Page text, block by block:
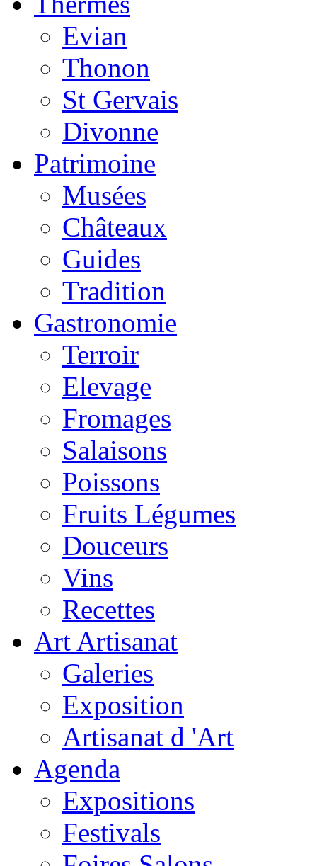
Evian
Thonon
St Gervais
Divonne
Patrimoine
Musées
Châteaux
Guides
Tradition
Gastronomie
Terroir
Elevage
Fromages
Salaisons
Poissons
Fruits Légumes
Douceurs
Vins
Recettes
Art Artisanat
Galeries
Exposition
Artisanat d 'Art
Agenda
Expositions
Festivals